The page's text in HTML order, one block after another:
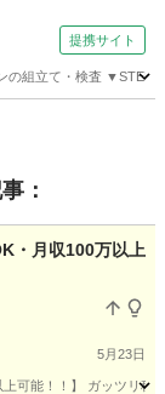
男性活躍中♪＜
提携サイト
組立て・検査
：
・月収100万以上
5月23日
可能！！】 ガッツリ